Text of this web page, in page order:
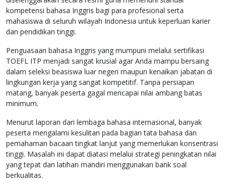
kompetensi bahasa Inggris bagi para profesional serta
mahasiswa di seluruh wilayah Indonesia untuk keperluan karier
dan pendidikan tinggi.
Penguasaan bahasa Inggris yang mumpuni melalui sertifikasi
TOEFL ITP menjadi sangat krusial agar Anda mampu bersaing
dalam seleksi beasiswa luar negeri maupun kenaikan jabatan di
lingkungan kerja yang sangat kompetitif. Tanpa persiapan
matang, banyak peserta gagal mencapai nilai ambang batas
minimum.
Menurut laporan dari lembaga bahasa internasional, banyak
peserta mengalami kesulitan pada bagian tata bahasa dan
pemahaman bacaan tingkat lanjut yang memerlukan konsentrasi
tinggi. Masalah ini dapat diatasi melalui strategi peningkatan nilai
yang tepat dan latihan mandiri menggunakan bank soal
berkualitas.